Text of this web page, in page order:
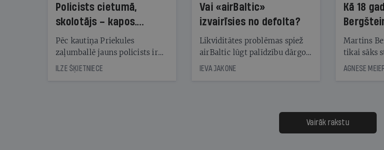
Policists cietumā,
skolotājs – kapos.
Reibuma cena Priekulē
Pēc kautiņa Priekules
zaļumballē jauns policists ir
nonācis cietumā, bet
cienījams pedagogs — kapos.
ILZE ŠĶIETNIECE
Vai «airBaltic»
izvairīsies no defolta?
Likviditātes problēmas spiež
airBaltic lūgt palīdzību dārgo
obligāciju turētājiem, taču
samaksāt augstos procentus,
kas jāpārskaita jau trīs dienas
pirms nākamās sapulces
IEVA JAKONE
Kā 18
laika
Martins
tikai sāks
bet viņa
uzcītīga
atbalsts
AGNESE
Vairāk rakstu